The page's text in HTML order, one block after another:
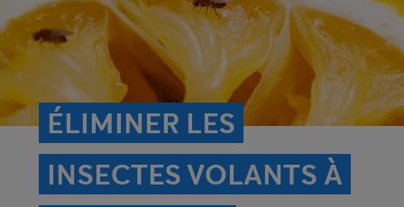
ÉLIMINER LES
INSECTES VOLANTS À